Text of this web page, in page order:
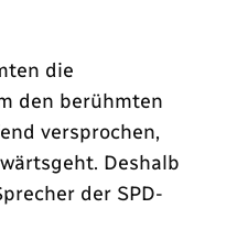
die
den berühmten
versprochen,
Deshalb
der SPD-